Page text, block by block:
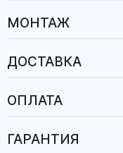
МОНТАЖ
ДОСТАВКА
ОПЛАТА
ГАРАНТИЯ